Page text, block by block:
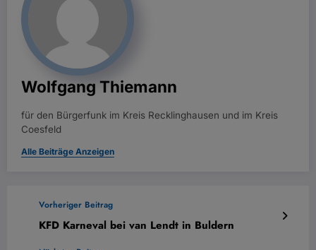
Wolfgang Thiemann
für den Bürgerfunk im Kreis Recklinghausen und im Kreis
Coesfeld
Alle Beiträge Anzeigen
Vorheriger Beitrag
KFD Karneval bei van Lendt in Buldern